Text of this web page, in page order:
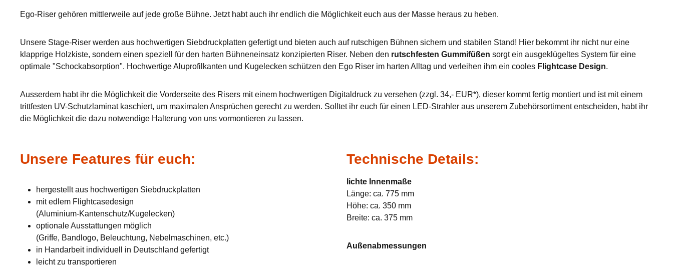
Ego-Riser gehören mittlerweile auf jede große Bühne. Jetzt habt auch ihr endlich die Möglichkeit euch aus der Masse heraus zu heben.
Unsere Stage-Riser werden aus hochwertigen Siebdruckplatten gefertigt und bieten auch auf rutschigen Bühnen sichern und stabilen Stand! Hier bekommt ihr nicht nur eine
klapprige Holzkiste, sondern einen speziell für den harten Bühneneinsatz konzipierten Riser. Neben den rutschfesten Gummifüßen sorgt ein ausgeklügeltes System für eine
optimale "Schockabsorption". Hochwertige Aluprofilkanten und Kugelecken schützen den Ego Riser im harten Alltag und verleihen ihm ein cooles Flightcase Design.
Ausserdem habt ihr die Möglichkeit die Vorderseite des Risers mit einem hochwertigen Digitaldruck zu versehen (zzgl. 34,- EUR*), dieser kommt fertig montiert und ist mit einem
trittfesten UV-Schutzlaminat kaschiert, um maximalen Ansprüchen gerecht zu werden. Solltet ihr euch für einen LED-Strahler aus unserem Zubehörsortiment entscheiden, habt ihr
die Möglichkeit die dazu notwendige Halterung von uns vormontieren zu lassen.
Unsere Features für euch:
hergestellt aus hochwertigen Siebdruckplatten
mit edlem Flightcasedesign
(Aluminium-Kantenschutz/Kugelecken)
optionale Ausstattungen möglich
(Griffe, Bandlogo, Beleuchtung, Nebelmaschinen, etc.)
in Handarbeit individuell in Deutschland gefertigt
leicht zu transportieren
Technische Details:
lichte Innenmaße
Länge: ca. 775 mm
Höhe: ca. 350 mm
Breite: ca. 375 mm
Außenabmessungen